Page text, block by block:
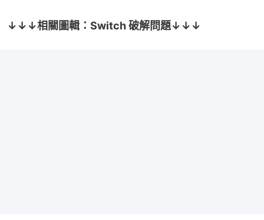
↓↓↓相關圖輯：Switch 破解問題↓↓↓